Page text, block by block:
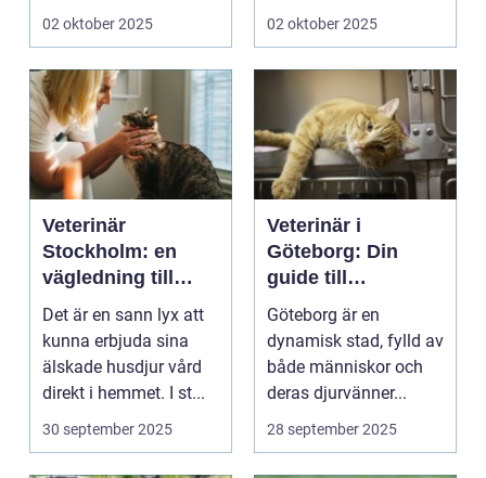
p&a...
02 oktober 2025 02 oktober 2025
Veterinär
Stockholm: en
vägledning till
vård i hemmiljö
Det är en sann lyx att
kunna erbjuda sina
älskade husdjur vård
direkt i hemmet. I st...
30 september 2025
Veterinär i
Göteborg: Din
guide till
djursjukvård
Göteborg är en
dynamisk stad, fylld av
både människor och
deras djurvänner...
28 september 2025